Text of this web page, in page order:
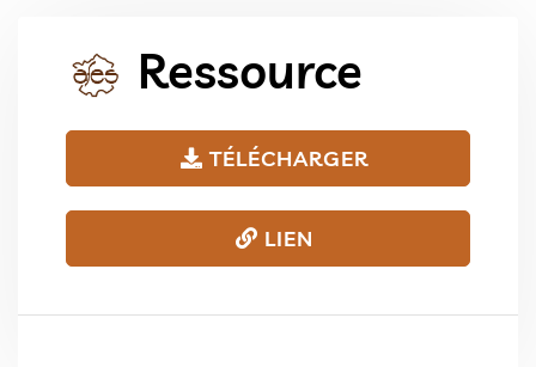
Ressource
TÉLÉCHARGER
LIEN